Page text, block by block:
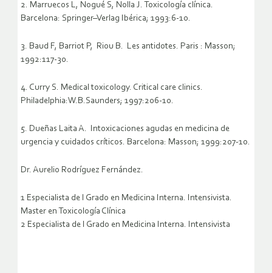
2. Marruecos L, Nogué S, Nolla J. Toxicología clínica.
Barcelona: Springer–Verlag Ibérica; 1993:6-10.
3. Baud F, Barriot P, Riou B. Les antidotes. Paris : Masson;
1992:117-30.
4. Curry S. Medical toxicology. Critical care clinics.
Philadelphia:W.B.Saunders; 1997:206-10.
5. Dueñas Laita A. Intoxicaciones agudas en medicina de
urgencia y cuidados críticos. Barcelona: Masson; 1999:207-10.
Dr. Aurelio Rodríguez Fernández.
1 Especialista de I Grado en Medicina Interna. Intensivista.
Master en Toxicología Clínica
2 Especialista de I Grado en Medicina Interna. Intensivista